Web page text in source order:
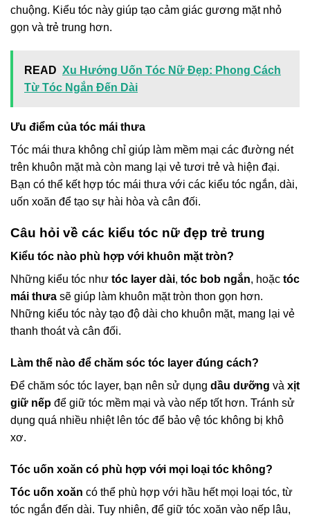
chuộng. Kiểu tóc này giúp tạo cảm giác gương mặt nhỏ
gọn và trẻ trung hơn.
READ Xu Hướng Uốn Tóc Nữ Đẹp: Phong Cách
Từ Tóc Ngắn Đến Dài
Ưu điểm của tóc mái thưa
Tóc mái thưa không chỉ giúp làm mềm mại các đường nét
trên khuôn mặt mà còn mang lại vẻ tươi trẻ và hiện đại.
Bạn có thể kết hợp tóc mái thưa với các kiểu tóc ngắn, dài,
uốn xoăn để tạo sự hài hòa và cân đối.
Câu hỏi về các kiểu tóc nữ đẹp trẻ trung
Kiểu tóc nào phù hợp với khuôn mặt tròn?
Những kiểu tóc như tóc layer dài, tóc bob ngắn, hoặc tóc
mái thưa sẽ giúp làm khuôn mặt tròn thon gọn hơn.
Những kiểu tóc này tạo độ dài cho khuôn mặt, mang lại vẻ
thanh thoát và cân đối.
Làm thế nào để chăm sóc tóc layer đúng cách?
Để chăm sóc tóc layer, bạn nên sử dụng dầu dưỡng và xịt
giữ nếp để giữ tóc mềm mại và vào nếp tốt hơn. Tránh sử
dụng quá nhiều nhiệt lên tóc để bảo vệ tóc không bị khô
xơ.
Tóc uốn xoăn có phù hợp với mọi loại tóc không?
Tóc uốn xoăn có thể phù hợp với hầu hết mọi loại tóc, từ
tóc ngắn đến dài. Tuy nhiên, để giữ tóc xoăn vào nếp lâu,